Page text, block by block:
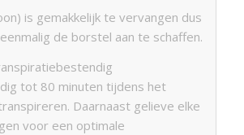
is gemakkelijk te vervangen dus
de borstel aan te schaffen.
tot 80 minuten tijdens het
Daarnaast gelieve elke
voor een optimale